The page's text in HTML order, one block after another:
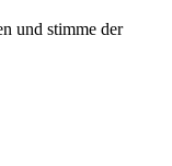
und stimme der